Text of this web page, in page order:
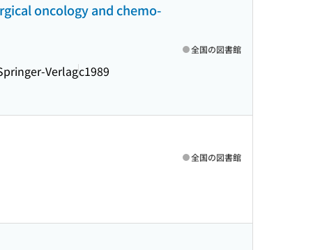
oncology and chemo-
Verlagc1989
全国の図書館
全国の図書館